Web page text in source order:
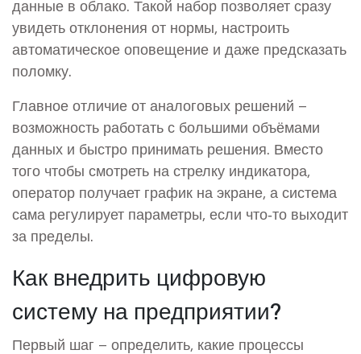
данные в облако. Такой набор позволяет сразу
увидеть отклонения от нормы, настроить
автоматическое оповещение и даже предсказать
поломку.
Главное отличие от аналоговых решений –
возможность работать с большими объёмами
данных и быстро принимать решения. Вместо
того чтобы смотреть на стрелку индикатора,
оператор получает график на экране, а система
сама регулирует параметры, если что‑то выходит
за пределы.
Как внедрить цифровую
систему на предприятии?
Первый шаг – определить, какие процессы